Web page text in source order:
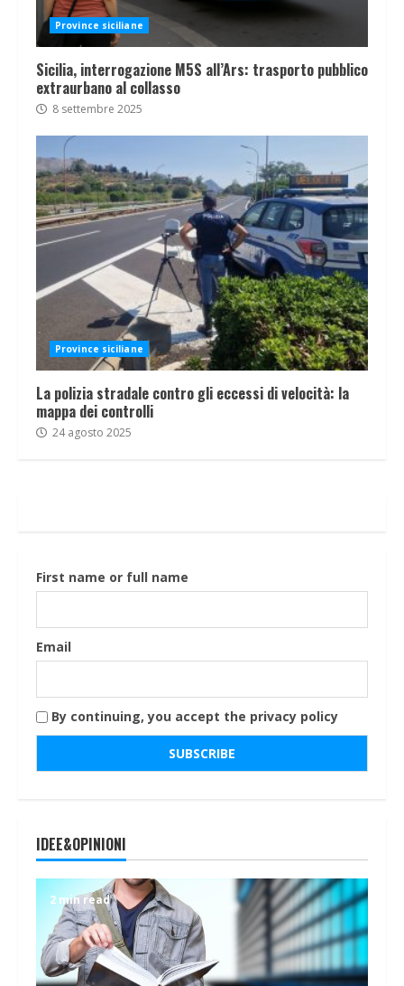
Province siciliane
Sicilia, interrogazione M5S all’Ars: trasporto pubblico
extraurbano al collasso
8 settembre 2025
Province siciliane
La polizia stradale contro gli eccessi di velocità: la
mappa dei controlli
24 agosto 2025
First name or full name
Email
By continuing, you accept the privacy policy
IDEE&OPINIONI
2 min read